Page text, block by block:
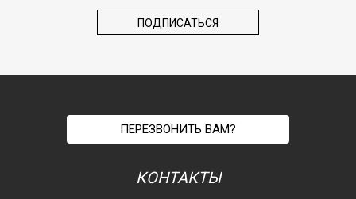
ПЕРЕЗВОНИТЬ ВАМ?
КОНТАКТЫ